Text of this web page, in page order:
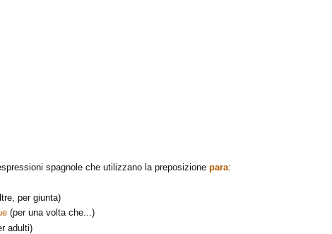
spagnole che utilizzano la preposizione para:
per giunta)
(per una volta che...)
adulti)